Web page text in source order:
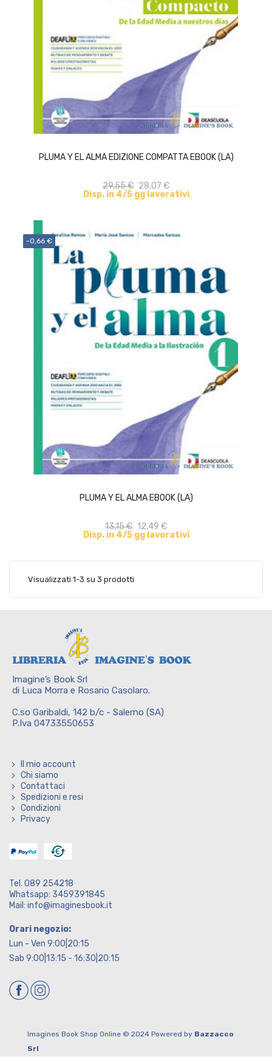
PLUMA Y EL ALMA EDIZIONE COMPATTA EBOOK (LA)
29,55 € 28,07 €
Disp. in 4/5 gg lavorativi
ACQUISTA
-0,66 €
PLUMA Y EL ALMA EBOOK (LA)
13,15 € 12,49 €
Disp. in 4/5 gg lavorativi
ACQUISTA
Visualizzati 1-3 su 3 prodotti
Imagine’s Book Srl
di Luca Morra e Rosario Casolaro.
C.so Garibaldi, 142 b/c - Salerno (SA)
P.Iva 04733550653
Il mio account
Chi siamo
Contattaci
Spedizioni e resi
Condizioni
Privacy
Tel. 089 254218
Whatsapp: 3459391845
Mail: info@imaginesbook.it
Orari negozio:
Lun - Ven 9:00|20:15
Sab 9:00|13:15 - 16:30|20:15
Imagines Book Shop Online © 2024 Powered by Bazzacco
Srl